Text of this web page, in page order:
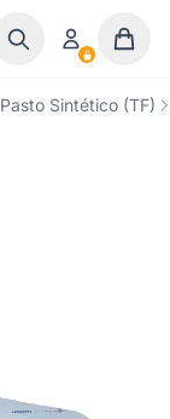
Sintético (TF)